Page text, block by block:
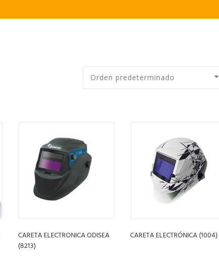
CARETA ELECTRONICA ODISEA
(8213)
CARETA ELECTRÓNICA (1004)